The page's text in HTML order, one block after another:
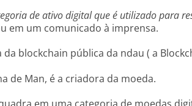
de ativo digital que é utilizado para
em um comunicado à imprensa.
blockchain pública da ndau ( a
de Man, é a criadora da moeda.